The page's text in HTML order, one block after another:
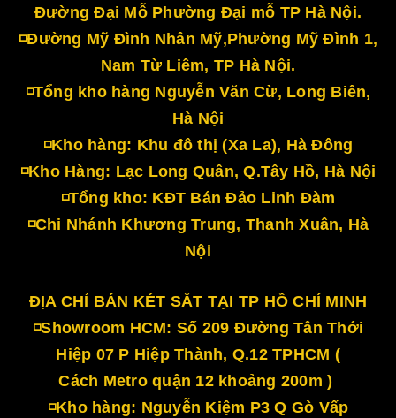
Đường Đại Mỗ Phường Đại mỗ TP Hà Nội.
◽Đường Mỹ Đình Nhân Mỹ,Phường Mỹ Đình 1,
Nam Từ Liêm, TP Hà Nội.
◽Tổng kho hàng Nguyễn Văn Cừ, Long Biên,
Hà Nội
◽Kho hàng: Khu đô thị (Xa La), Hà Đông
◽Kho Hàng: Lạc Long Quân, Q.Tây Hồ, Hà Nội
◽Tổng kho: KĐT Bán Đảo Linh Đàm
◽Chi Nhánh Khương Trung, Thanh Xuân, Hà
Nội
ĐỊA CHỈ BÁN KÉT SẮT TẠI TP HỒ CHÍ MINH
◽Showroom HCM: Số 209 Đường Tân Thới
Hiệp 07 P Hiệp Thành, Q.12 TPHCM (
Cách Metro quận 12 khoảng 200m )
◽Kho hàng: Nguyễn Kiệm P3 Q Gò Vấp